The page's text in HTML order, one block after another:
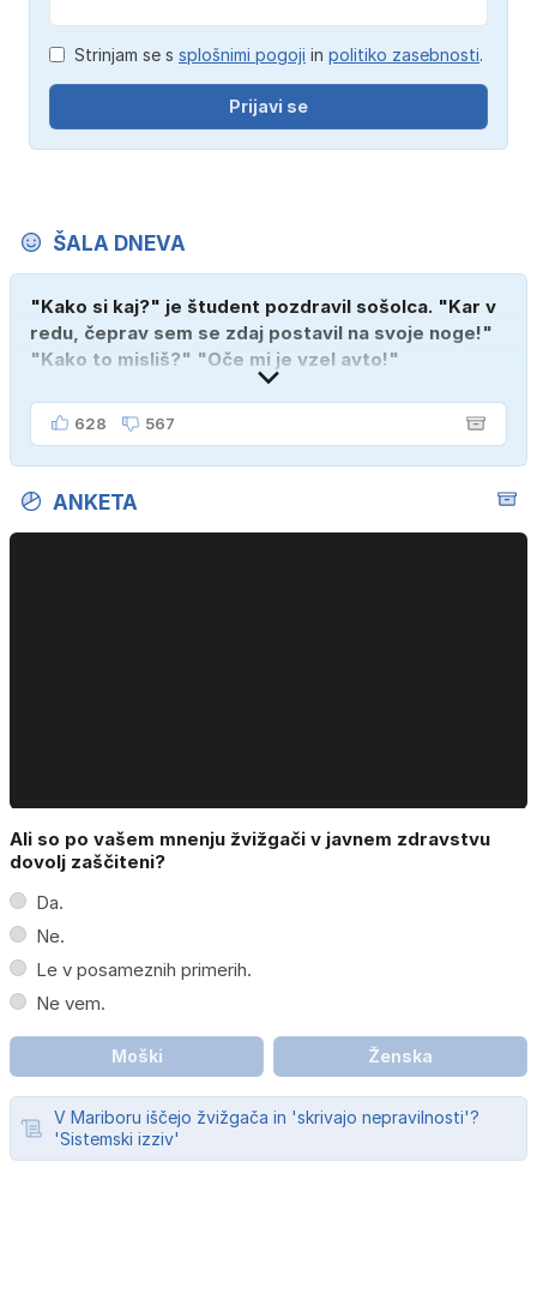
Strinjam se s splošnimi pogoji in politiko zasebnosti.
Prijavi se
ŠALA DNEVA
"Kako si kaj?" je študent pozdravil sošolca. "Kar v
redu, čeprav sem se zdaj postavil na svoje noge!"
"Kako to misliš?" "Oče mi je vzel avto!"
628 567
ANKETA
Ali so po vašem mnenju žvižgači v javnem zdravstvu
dovolj zaščiteni?
Da.
Ne.
Le v posameznih primerih.
Ne vem.
Moški Ženska
V Mariboru iščejo žvižgača in 'skrivajo nepravilnosti'?
'Sistemski izziv'